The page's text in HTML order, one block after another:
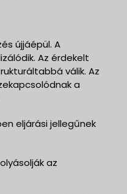
újjáépül. A
Az érdekelt
válik. Az
a
eljárási jellegűnek
az